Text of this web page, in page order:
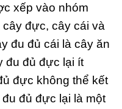
xếp vào nhóm
đực, cây cái và
đu đủ cái là cây ăn
đu đủ đực lại ít
đực không thể kết
đủ đực lại là một